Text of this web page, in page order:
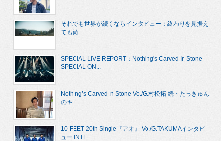
それでも世界が続くならインタビュー：終わりを見据え
ても尚...
SPECIAL LIVE REPORT：Nothing's Carved In Stone
SPECIAL ON...
Nothing’s Carved In Stone Vo./G.村松拓 続・たっきゅん
のキ...
10-FEET 20th Single『アオ』 Vo./G.TAKUMAインタビ
ュー INTE...